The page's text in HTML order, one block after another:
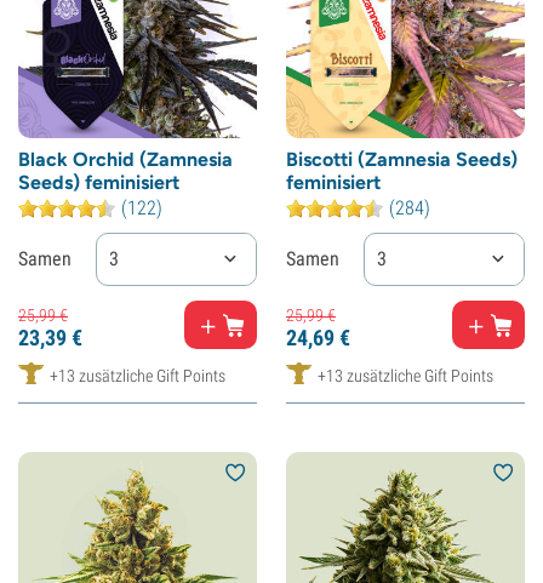
Black Orchid (Zamnesia
Seeds) feminisiert
(122)
Samen 3
25,99€
23,39€
+13 zusätzliche Gift Points
Biscotti (Zamnesia Seeds)
feminisiert
(284)
Samen 3
25,99€
24,69€
+13 zusätzliche Gift Points